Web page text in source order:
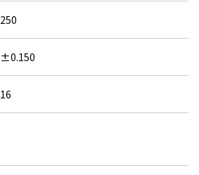
250
±0.150
16